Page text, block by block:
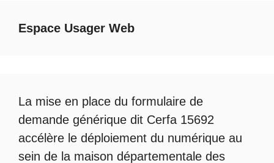
Espace Usager Web
La mise en place du formulaire de
demande générique dit Cerfa 15692
accélère le déploiement du numérique au
sein de la maison départementale des